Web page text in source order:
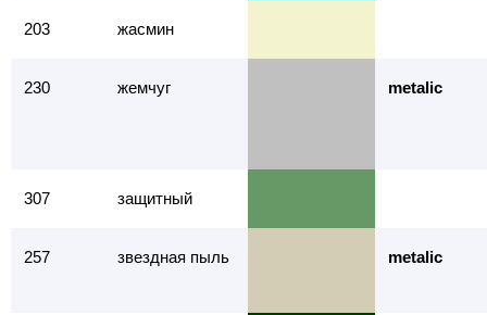
203 жасмин
230 жемчуг metalic
307 защитный
257 звездная пыль metalic